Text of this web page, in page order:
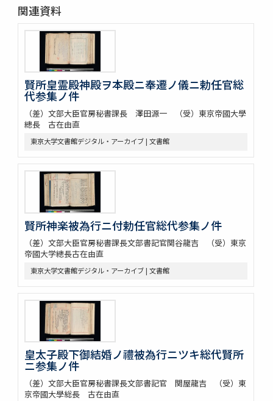
関連資料
賢所皇霊殿神殿ヲ本殿ニ奉遷ノ儀ニ勅任官総
代参集ノ件
（差）文部大臣官房秘書課長 澤田源一 （受）東京帝國大學
總長 古在由直
東京大学文書館デジタル・アーカイブ | 文書館
賢所神楽被為行ニ付勅任官総代参集ノ件
（差）文部大臣官房秘書課長文部書記官関谷龍吉 （受）東京
帝國大学總長古在由直
東京大学文書館デジタル・アーカイブ | 文書館
皇太子殿下御結婚ノ禮被為行ニツキ総代賢所
ニ参集ノ件
（差）文部大臣官房秘書課長文部書記官 関屋龍吉 （受）東
京帝國大學総長 古在由直